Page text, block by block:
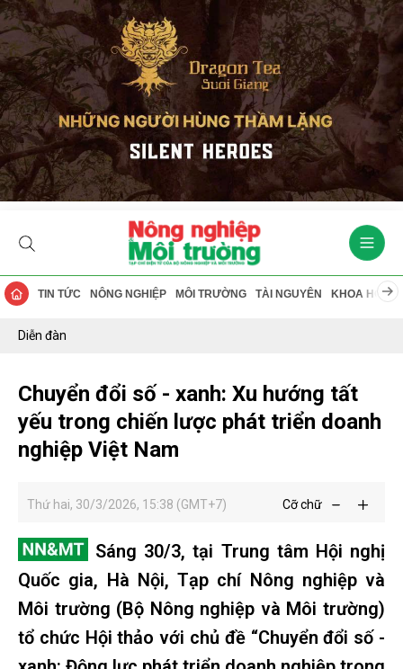
TIN TỨC NÔNG NGHIỆP MÔI TRƯỜNG TÀI NGUYÊN KHOA HỌC
Diễn đàn
Chuyển đổi số - xanh: Xu hướng tất
yếu trong chiến lược phát triển doanh
nghiệp Việt Nam
Thứ hai, 30/3/2026, 15:38 (GMT+7) Cỡ chữ
Sáng 30/3, tại Trung tâm Hội nghị
Quốc gia, Hà Nội, Tạp chí Nông nghiệp và
Môi trường (Bộ Nông nghiệp và Môi trường)
tổ chức Hội thảo với chủ đề “Chuyển đổi số -